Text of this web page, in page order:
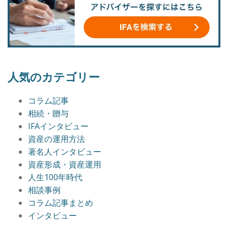
人気のカテゴリー
コラム記事
相続・贈与
IFAインタビュー
資産の運用方法
著名人インタビュー
資産形成・資産運用
人生100年時代
相談事例
コラム記事まとめ
インタビュー